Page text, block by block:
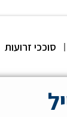
סוככי זרועות